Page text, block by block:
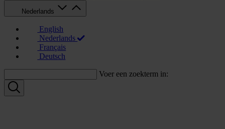
Nederlands
English
Nederlands
Français
Deutsch
Voer een zoekterm in: